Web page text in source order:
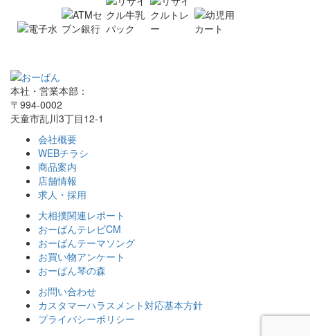
本社・営業本部：
〒994-0002
天童市乱川3丁目12-1
会社概要
WEBチラシ
商品案内
店舗情報
求人・採用
大相撲関連レポート
おーばんテレビCM
おーばんテーマソング
お買い物アンケート
おーばん琴の森
お問い合わせ
カスタマーハラスメント対応基本方針
プライバシーポリシー